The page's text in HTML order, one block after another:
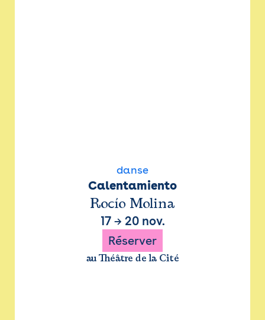
danse
Calentamiento
Rocío Molina
17→ 20 nov.
Réserver
au Théâtre de la Cité